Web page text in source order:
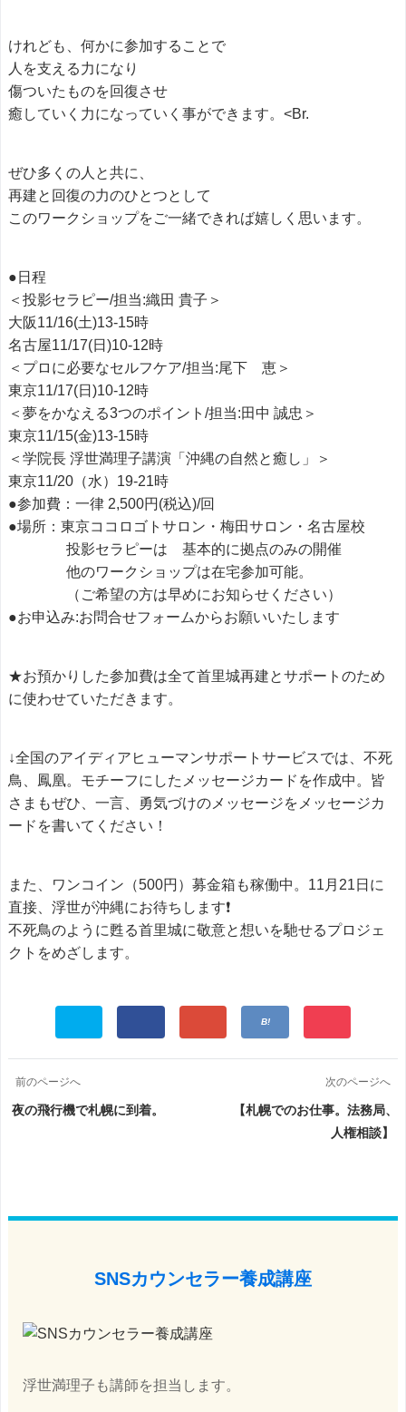
けれども、何かに参加することで
人を支える力になり
傷ついたものを回復させ
癒していく力になっていく事ができます。<Br.
ぜひ多くの人と共に、
再建と回復の力のひとつとして
このワークショップをご一緒できれば嬉しく思います。
●日程
＜投影セラピー/担当:織田 貴子＞
大阪11/16(土)13-15時
名古屋11/17(日)10-12時
＜プロに必要なセルフケア/担当:尾下 恵＞
東京11/17(日)10-12時
＜夢をかなえる3つのポイント/担当:田中 誠忠＞
東京11/15(金)13-15時
＜学院長 浮世満理子講演「沖縄の自然と癒し」＞
東京11/20（水）19-21時
●参加費：一律 2,500円(税込)/回
●場所：東京ココロゴトサロン・梅田サロン・名古屋校
投影セラピーは 基本的に拠点のみの開催
他のワークショップは在宅参加可能。
（ご希望の方は早めにお知らせください）
●お申込み:お問合せフォームからお願いいたします
★お預かりした参加費は全て首里城再建とサポートのため
に使わせていただきます。
↓全国のアイディアヒューマンサポートサービスでは、不死
鳥、鳳凰。モチーフにしたメッセージカードを作成中。皆
さまもぜひ、一言、勇気づけのメッセージをメッセージカ
ードを書いてください！
また、ワンコイン（500円）募金箱も稼働中。11月21日に
直接、浮世が沖縄にお待ちします❗️
不死鳥のように甦る首里城に敬意と想いを馳せるプロジェ
クトをめざします。
前のページへ
夜の飛行機で札幌に到着。
次のページへ
【札幌でのお仕事。法務局、
人権相談】
SNSカウンセラー養成講座
浮世満理子も講師を担当します。